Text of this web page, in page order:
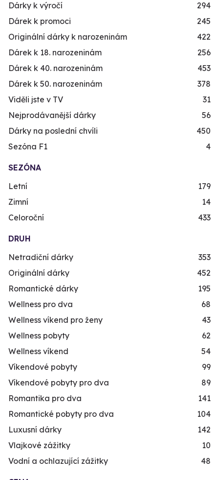
Dárky k výročí
294
Dárek k promoci
245
Originální dárky k narozeninám
422
Dárek k 18. narozeninám
256
Dárek k 40. narozeninám
453
Dárek k 50. narozeninám
378
Viděli jste v TV
31
Nejprodávanější dárky
56
Dárky na poslední chvíli
450
Sezóna F1
4
SEZÓNA
Letní
179
Zimní
14
Celoroční
433
DRUH
Netradiční dárky
353
Originální dárky
452
Romantické dárky
195
Wellness pro dva
68
Wellness víkend pro ženy
43
Wellness pobyty
62
Wellness víkend
54
Víkendové pobyty
99
Víkendové pobyty pro dva
89
Romantika pro dva
141
Romantické pobyty pro dva
104
Luxusní dárky
142
Vlajkové zážitky
10
Vodní a ochlazující zážitky
48